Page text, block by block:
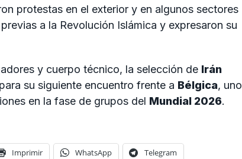
protestas en el exterior y en algunos sectores
a la Revolución Islámica y expresaron su
y cuerpo técnico, la selección de Irán
su siguiente encuentro frente a Bélgica, uno
en la fase de grupos del Mundial 2026.
Imprimir WhatsApp Telegram